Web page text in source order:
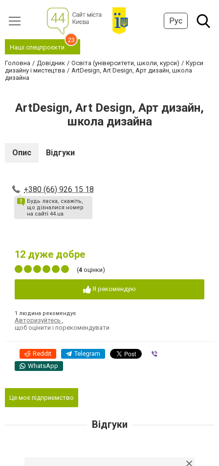
Рус
Наші спецпроєкти
23
Головна Довідник Освіта (університети, школи, курси)
Курси
дизайну і мистецтва
ArtDesign, Art Design, Арт дизайн, школа
дизайна
ArtDesign, Art Design, Арт дизайн,
школа дизайна
Опис Відгуки
+380 (66) 926 15 18
Будь ласка, скажіть,
що дізналися номер
на сайті 44.ua
12 дуже добре
(4 оцінки)
Я рекомендую
1 людина рекомендує
Авторизуйтесь
щоб оцінити і порекомендувати
Reddit Telegram
WhatsApp
Це моє підприємство
Відгуки